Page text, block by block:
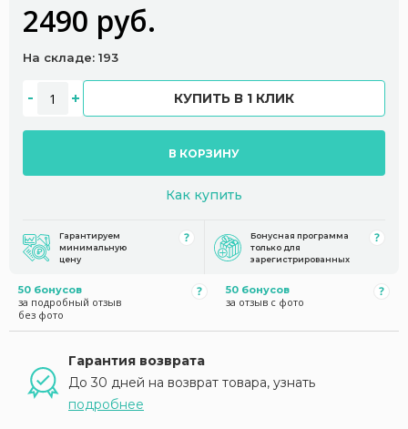
2490 руб.
На складе: 193
КУПИТЬ В 1 КЛИК
В КОРЗИНУ
Как купить
Гарантируем
минимальную
цену
Бонусная программа
только для
зарегистрированных
50 бонусов
за подробный отзыв
без фото
50 бонусов
за отзыв с фото
Гарантия возврата
До 30 дней на возврат товара, узнать
подробнее